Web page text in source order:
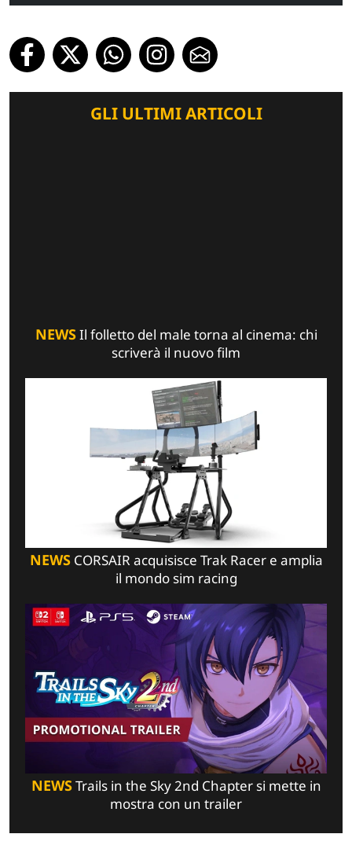
GLI ULTIMI ARTICOLI
NEWSIl folletto del male torna al cinema: chi
scriverà il nuovo film
NEWSCORSAIR acquisisce Trak Racer e amplia
il mondo sim racing
NEWSTrails in the Sky 2nd Chapter si mette in
mostra con un trailer